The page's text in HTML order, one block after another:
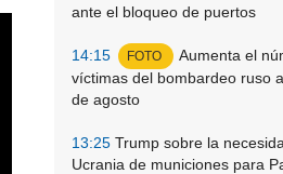
ante el bloqueo de puertos
14:15 FOTO
Aumenta el
víctimas del bombardeo ruso
de agosto
13:25 Trump sobre la
Ucrania de municiones para